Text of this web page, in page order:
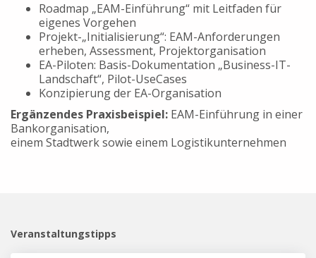
Roadmap „EAM-Einführung“ mit Leitfaden für
eigenes Vorgehen
Projekt-„Initialisierung“: EAM-Anforderungen
erheben, Assessment, Projektorganisation
EA-Piloten: Basis-Dokumentation „Business-IT-
Landschaft“, Pilot-UseCases
Konzipierung der EA-Organisation
Ergänzendes Praxisbeispiel: EAM-Einführung in einer
Bankorganisation,
einem Stadtwerk sowie einem Logistikunternehmen
Veranstaltungstipps